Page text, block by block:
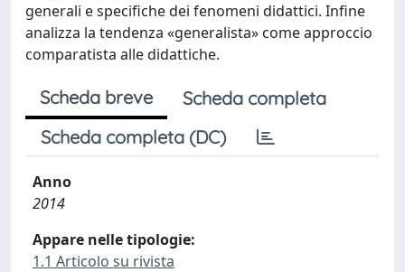
generali e specifiche dei fenomeni didattici. Infine
analizza la tendenza «generalista» come approccio
comparatista alle didattiche.
Scheda breve
Scheda completa
Scheda completa (DC)
Anno
2014
Appare nelle tipologie:
1.1 Articolo su rivista